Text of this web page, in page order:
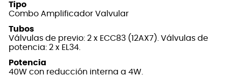
Tipo
Combo Amplificador Valvular
Tubos
Válvulas de previo: 2 x ECC83 (12AX7). Válvulas de
potencia: 2 x EL34.
Potencia
40W con reducción interna a 4W.